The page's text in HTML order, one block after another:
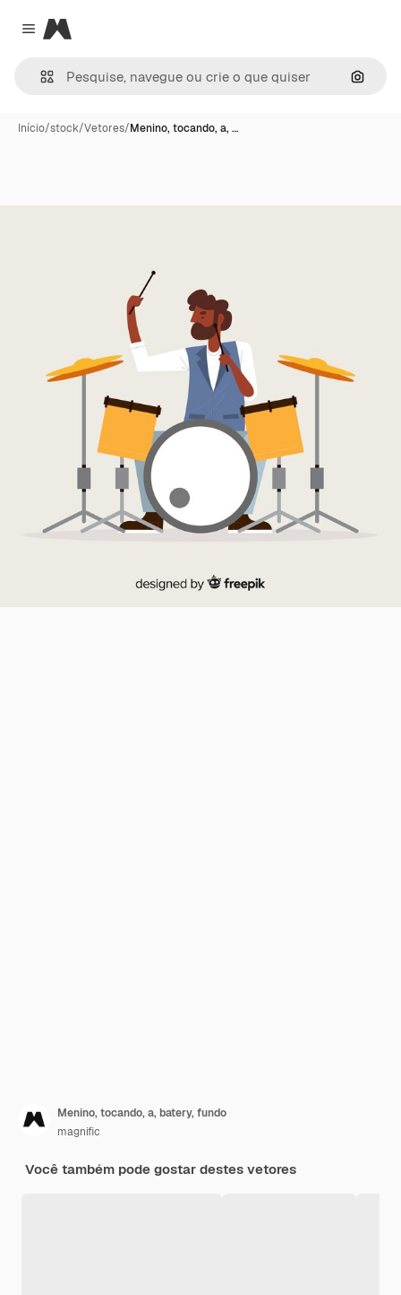
Close menu
Magnific
Início/stock/Vetores/Menino, tocando, a, …
Menino, tocando, a, batery, fundo
magnific
Você também pode gostar destes vetores